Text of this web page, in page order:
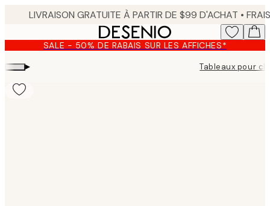
content.SALE - 50% DE RABAIS SUR LES AFFICHES*
▸ Tableaux pour